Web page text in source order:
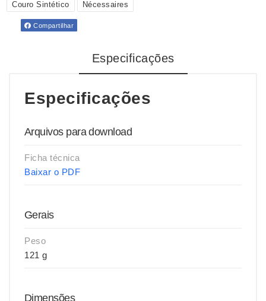
Couro Sintético Nécessaires
Compartilhar
Especificações
Especificações
Arquivos para download
Ficha técnica
Baixar o PDF
Gerais
Peso
121 g
Dimensões